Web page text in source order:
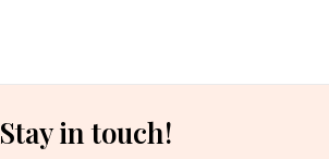
Stay in touch!